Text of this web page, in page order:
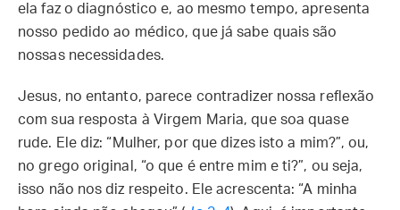
ela faz o diagnóstico e, ao mesmo tempo, apresenta
nosso pedido ao médico, que já sabe quais são
nossas necessidades.
Jesus, no entanto, parece contradizer nossa reflexão
com sua resposta à Virgem Maria, que soa quase
rude. Ele diz: “Mulher, por que dizes isto a mim?”, ou,
no grego original, “o que é entre mim e ti?”, ou seja,
isso não nos diz respeito. Ele acrescenta: “A minha